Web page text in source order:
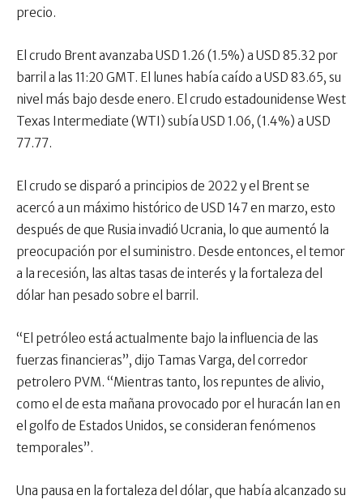
precio.
El crudo Brent avanzaba USD 1.26 (1.5%) a USD 85.32 por
barril a las 11:20 GMT. El lunes había caído a USD 83.65, su
nivel más bajo desde enero. El crudo estadounidense West
Texas Intermediate (WTI) subía USD 1.06, (1.4%) a USD
77.77.
El crudo se disparó a principios de 2022 y el Brent se
acercó a un máximo histórico de USD 147 en marzo, esto
después de que Rusia invadió Ucrania, lo que aumentó la
preocupación por el suministro. Desde entonces, el temor
a la recesión, las altas tasas de interés y la fortaleza del
dólar han pesado sobre el barril.
“El petróleo está actualmente bajo la influencia de las
fuerzas financieras”, dijo Tamas Varga, del corredor
petrolero PVM. “Mientras tanto, los repuntes de alivio,
como el de esta mañana provocado por el huracán Ian en
el golfo de Estados Unidos, se consideran fenómenos
temporales”.
Una pausa en la fortaleza del dólar, que había alcanzado su